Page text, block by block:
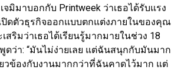
จมิมาบอกกับ Printweek ว่าเธอได้รับแรง
ปิดตัวธุรกิจออกแบบตกแต่งภายในของคุณ
สริมว่าเธอได้เรียนรู้มากมายในช่วง 18
ดว่า: “มันไม่ง่ายเลย แต่ฉันสนุกกับมันมาก
ยวข้องกับงานมากกว่าที่ฉันคาดไว้มาก แต่